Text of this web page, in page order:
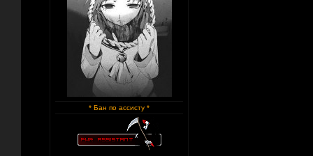
* Бан по ассисту *